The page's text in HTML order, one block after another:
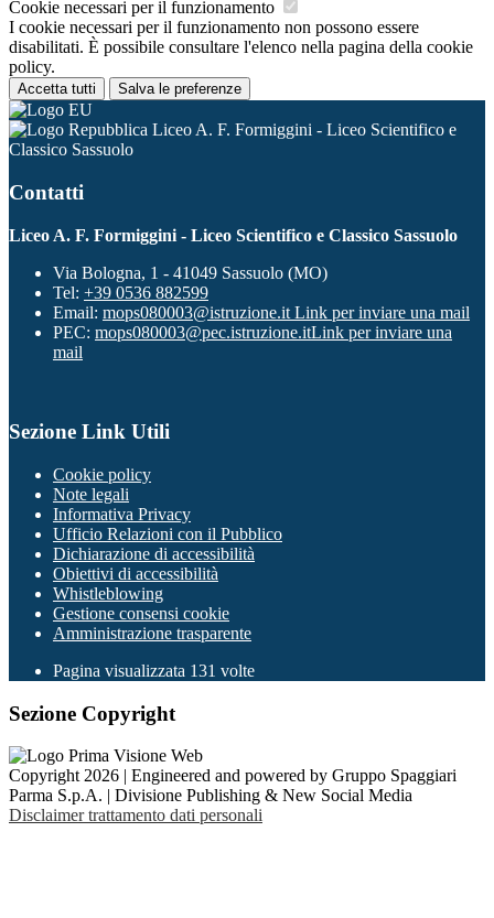
Cookie necessari per il funzionamento
I cookie necessari per il funzionamento non possono essere
disabilitati. È possibile consultare l'elenco nella pagina della cookie
policy.
Accetta tutti Salva le preferenze
Liceo A. F. Formiggini - Liceo Scientifico e
Classico Sassuolo
Contatti
Liceo A. F. Formiggini - Liceo Scientifico e Classico Sassuolo
Via Bologna, 1 - 41049 Sassuolo (MO)
Tel: +39 0536 882599
Email: mops080003@istruzione.it Link per inviare una mail
PEC: mops080003@pec.istruzione.itLink per inviare una
mail
Sezione Link Utili
Cookie policy
Note legali
Informativa Privacy
Ufficio Relazioni con il Pubblico
Dichiarazione di accessibilità
Obiettivi di accessibilità
Whistleblowing
Gestione consensi cookie
Amministrazione trasparente
Pagina visualizzata 131 volte
Sezione Copyright
Copyright 2026 | Engineered and powered by Gruppo Spaggiari
Parma S.p.A. | Divisione Publishing & New Social Media
Disclaimer trattamento dati personali